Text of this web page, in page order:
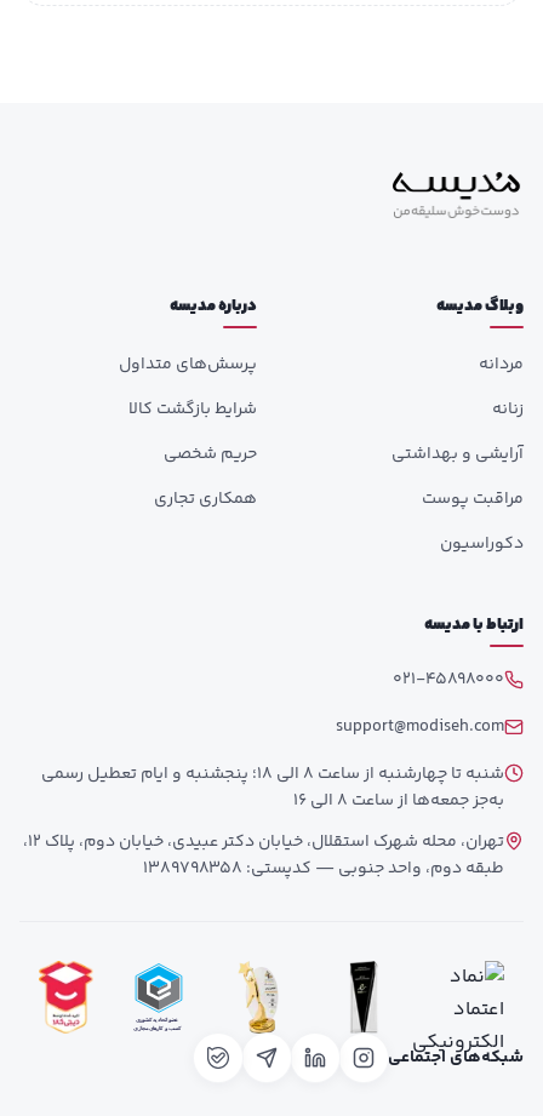
وبلاگ مدیسه
مردانه
زنانه
آرایشی و بهداشتی
مراقبت پوست
دکوراسیون
درباره مدیسه
پرسش‌های متداول
شرایط بازگشت کالا
حریم شخصی
همکاری تجاری
ارتباط با مدیسه
021-45898000
support@modiseh.com
شنبه تا چهارشنبه از ساعت 8 الی 18؛ پنجشنبه و ایام تعطیل رسمی
به‌جز جمعه‌ها از ساعت 8 الی 16
تهران، محله شهرک استقلال، خیابان دکتر عبیدی، خیابان دوم، پلاک 12،
طبقه دوم، واحد جنوبی — کدپستی: 1389798358
شبکه‌های اجتماعی